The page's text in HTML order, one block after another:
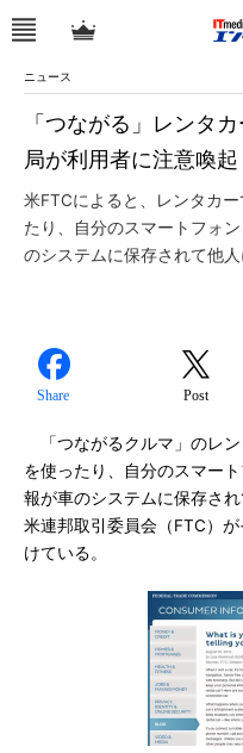
ニュース
「つながる」レンタ
局が利用者に注意喚起
米FTCによると、レンタカ
たり、自分のスマートフォ
のシステムに保存されて他人
Share Post
「つながるクルマ」のレ
を使ったり、自分のスマー
報が車のシステムに保存さ
米連邦取引委員会（FTC）
けている。